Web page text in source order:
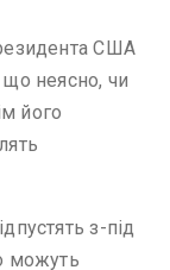
США
що неясно, чи
його
з-під
можуть